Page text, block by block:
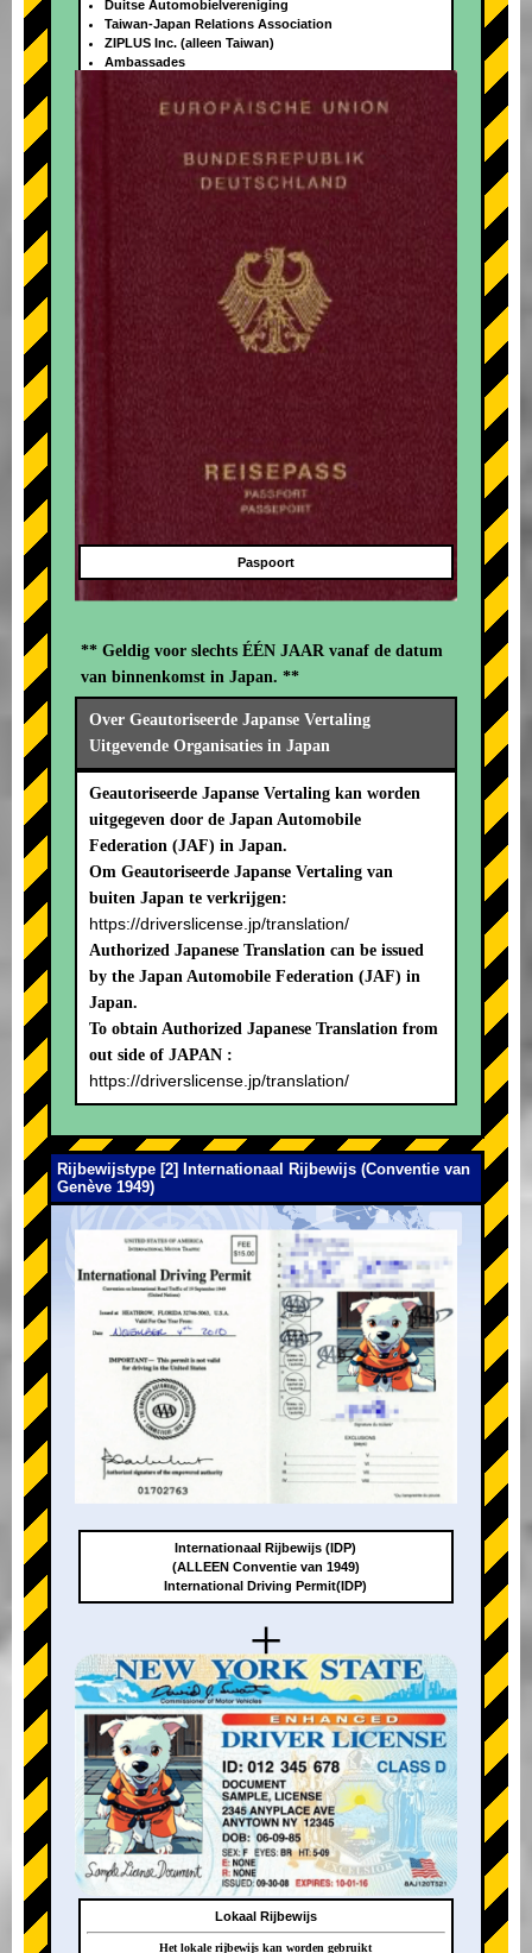
+
Duitse Automobielvereniging
Taiwan-Japan Relations Association
ZIPLUS Inc. (alleen Taiwan)
Ambassades
Paspoort
** Geldig voor slechts ÉÉN JAAR vanaf de datum
van binnenkomst in Japan. **
Over Geautoriseerde Japanse Vertaling
Uitgevende Organisaties in Japan
Geautoriseerde Japanse Vertaling kan worden
uitgegeven door de Japan Automobile
Federation (JAF) in Japan.
Om Geautoriseerde Japanse Vertaling van
buiten Japan te verkrijgen:
https://driverslicense.jp/translation/
Authorized Japanese Translation can be issued
by the Japan Automobile Federation (JAF) in
Japan.
To obtain Authorized Japanese Translation from
out side of JAPAN :
https://driverslicense.jp/translation/
Rijbewijstype [2] Internationaal Rijbewijs (Conventie van
Genève 1949)
+
Internationaal Rijbewijs (IDP)
(ALLEEN Conventie van 1949)
International Driving Permit(IDP)
Lokaal Rijbewijs
Het lokale rijbewijs kan worden gebruikt